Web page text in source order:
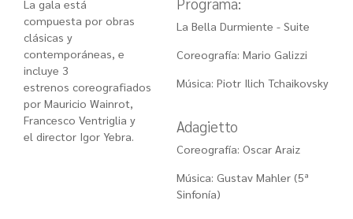
La gala está
compuesta por obras
clásicas y
contemporáneas, e
incluye 3
estrenos coreografiados
por Mauricio Wainrot,
Francesco Ventriglia y
el director Igor Yebra.
La Bella Durmiente - Suite
Coreografía: Mario Galizzi
Música: Piotr Ilich Tchaikovsky
Adagietto
Coreografía: Oscar Araiz
Música: Gustav Mahler (5ª
Sinfonía)